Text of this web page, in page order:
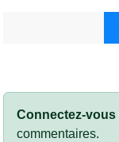
Connectez-vous
commentaires.